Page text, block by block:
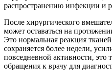
распространению инфекции и
После хирургического
может оставаться на
Это нормальная реакция
сохраняется более недели,
повседневной активности, это
обращения к врачу для